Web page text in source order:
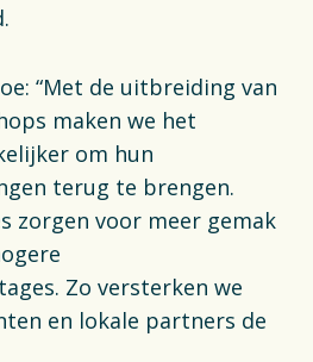
“Met de uitbreiding van
maken we het
om hun
terug te brengen.
zorgen voor meer gemak
Zo versterken we
en lokale partners de